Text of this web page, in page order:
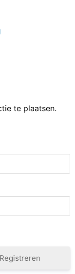
te plaatsen.
Registreren